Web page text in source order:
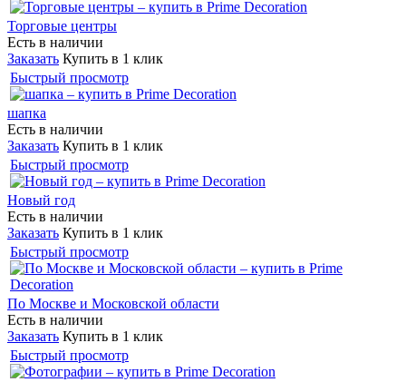
Торговые центры
Есть в наличии
Заказать Купить в 1 клик
Быстрый просмотр
шапка
Есть в наличии
Заказать Купить в 1 клик
Быстрый просмотр
Новый год
Есть в наличии
Заказать Купить в 1 клик
Быстрый просмотр
По Москве и Московской области
Есть в наличии
Заказать Купить в 1 клик
Быстрый просмотр